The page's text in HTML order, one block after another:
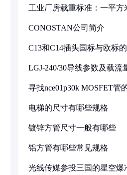
工业厂房载重标准：一平方
CONOSTAN公司简介
C13和C14插头国标与欧标
LGJ-240/30导线参数及载流
寻找nce01p30k MOSFET管
电梯的尺寸有哪些规格
镀锌方管尺寸一般有哪些
铝方管有哪些常见规格
光线传媒参投三国的星空爆